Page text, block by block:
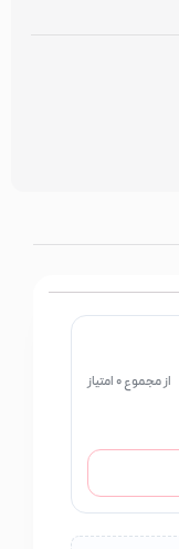
از مجموع 0 امتیاز